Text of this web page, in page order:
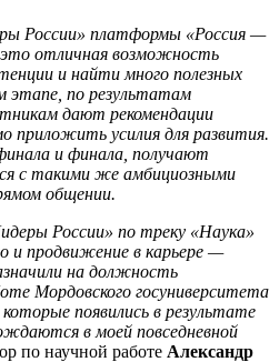
России» платформы «Россия —
отличная возможность
и найти много полезных
этапе, по результатам
дают рекомендации
приложить усилия для развития.
и финала, получают
с такими же амбициозными
общении.
России» по треку «Наука»
и продвижение в карьере —
на должность
Мордовского госуниверситета
появились в результате
в моей повседневной
по научной работе Александр